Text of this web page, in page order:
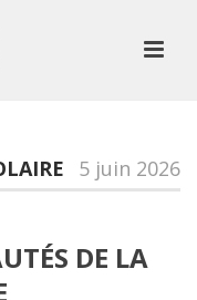
5 juin 2026
DE LA